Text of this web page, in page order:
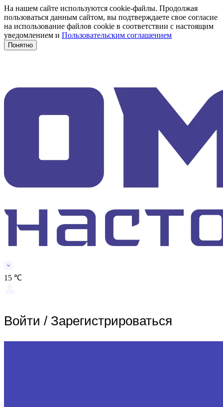
На нашем сайте используются cookie-файлы. Продолжая
пользоваться данным сайтом, вы подтверждаете свое согласие
на использование файлов cookie в соответствии с настоящим
уведомлением и Пользовательским соглашением
Понятно
15 ℃
Войти / Зарегистрироваться